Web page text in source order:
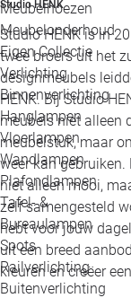
Meubelhoezen
Meubelonderhoud
Eigen Collectie
Verlichting
Binnenverlichting
Hanglampen
Vloerlampen
Wandlampen
Plafondlampen
Tafel- &
Bureaulampen
Spots
Railverlichting
Buitenverlichting
Studio HENK
Studio HENK is in
twee broers uit het
designmeubels
HENK. Bij Studio
meubels niet alleen
meubelstuk, maar
weer kan
niet alleen mooi,
zelf samengesteld
hebt voor jouw
uit een breed
kleuren en creëer